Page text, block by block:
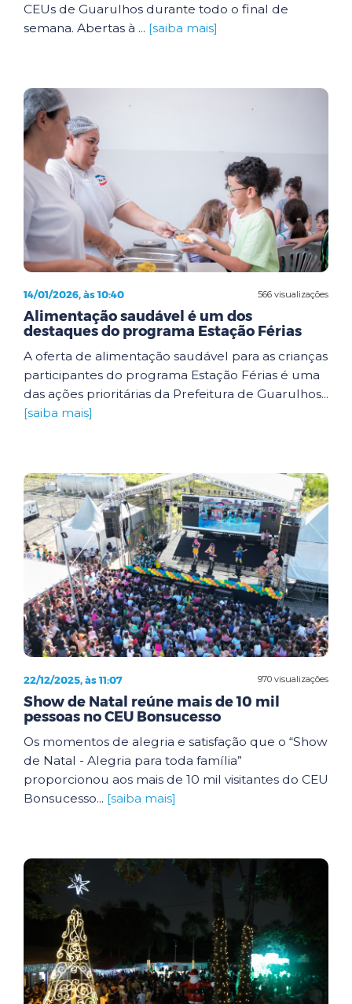
CEUs de Guarulhos durante todo o final de
semana. Abertas à ... [saiba mais]
566 visualizações
14/01/2026, às 10:40
Alimentação saudável é um dos
destaques do programa Estação Férias
A oferta de alimentação saudável para as crianças
participantes do programa Estação Férias é uma
das ações prioritárias da Prefeitura de Guarulhos...
[saiba mais]
970 visualizações
22/12/2025, às 11:07
Show de Natal reúne mais de 10 mil
pessoas no CEU Bonsucesso
Os momentos de alegria e satisfação que o “Show
de Natal - Alegria para toda família”
proporcionou aos mais de 10 mil visitantes do CEU
Bonsucesso... [saiba mais]